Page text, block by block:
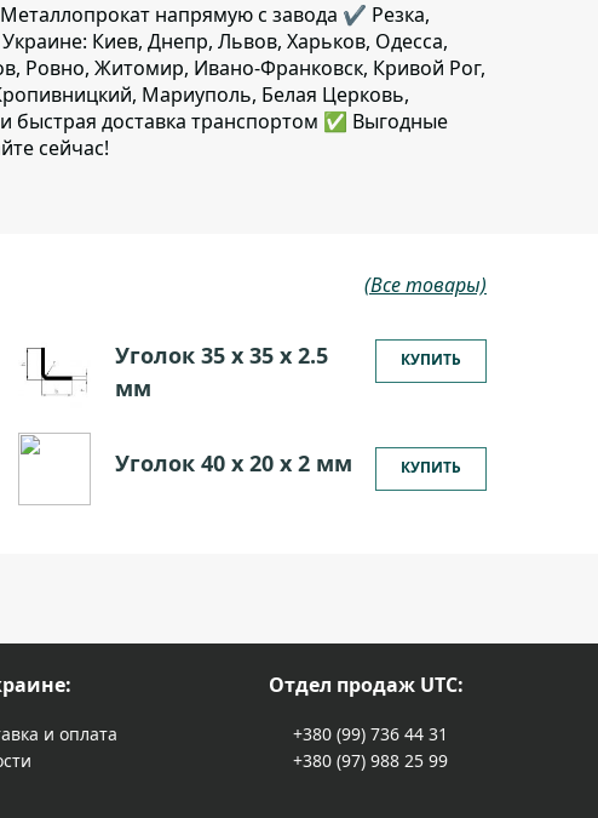
напрямую с завода ✔️ Резка,
Киев, Днепр, Львов, Харьков, Одесса,
Ровно, Житомир, Ивано-Франковск, Кривой Рог,
Мариуполь, Белая Церковь,
быстрая доставка транспортом ✅ Выгодные
сейчас!
(Все товары)
Уголок 35 х 35 х 2.5
мм
КУПИТЬ
Уголок 40 х 20 х 2 мм КУПИТЬ
и оплата
Отдел продаж UTC:
+380 (99) 736 44 31
+380 (97) 988 25 99